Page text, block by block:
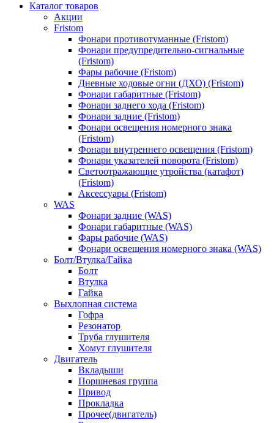
Каталог товаров
Акции
Fristom
Фонари противотуманные (Fristom)
Фонари предупредительно-сигнальные
(Fristom)
Фары рабочие (Fristom)
Дневные ходовые огни (ДХО) (Fristom)
Фонари габаритные (Fristom)
Фонари заднего хода (Fristom)
Фонари задние (Fristom)
Фонари освещения номерного знака
(Fristom)
Фонари внутреннего освещения (Fristom)
Фонари указателей поворота (Fristom)
Светоотражающие утройства (катафот)
(Fristom)
Аксессуары (Fristom)
WAS
Фонари задние (WAS)
Фонари габаритные (WAS)
Фары рабочие (WAS)
Фонари освещения номерного знака (WAS)
Болт/Втулка/Гайка
Болт
Втулка
Гайка
Выхлопная система
Гофра
Резонатор
Труба глушителя
Хомут глушителя
Двигатель
Вкладыши
Поршневая группа
Привод
Прокладка
Прочее(двигатель)